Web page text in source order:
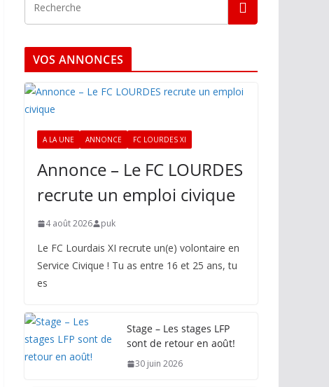
VOS ANNONCES
A LA UNE ANNONCE FC LOURDES XI
Annonce – Le FC LOURDES
recrute un emploi civique
4 août 2026 puk
Le FC Lourdais XI recrute un(e) volontaire en
Service Civique ! Tu as entre 16 et 25 ans, tu
es
Stage – Les stages LFP
sont de retour en août!
30 juin 2026